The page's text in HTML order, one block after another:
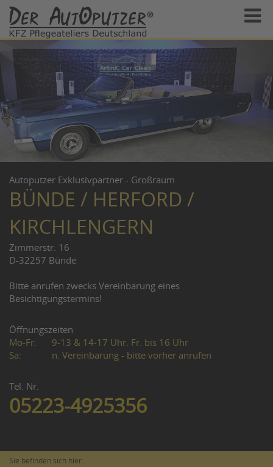
Autoputzer Exklusivpartner - Großraum
BÜNDE / HERFORD /
KIRCHLENGERN
Zimmerstr. 16
D-32257 Bünde
Bitte anrufen zwecks Vereinbarung eines
Besichtigungstermins!
Öffnungszeiten
Mo-Fr:
9-13 & 14-17 Uhr. Fr. bis 16 Uhr
Sa:
n. Vereinbarung - bitte vorher anrufen
Tel. Nr.
05223-4925356
Sie befinden sich hier: